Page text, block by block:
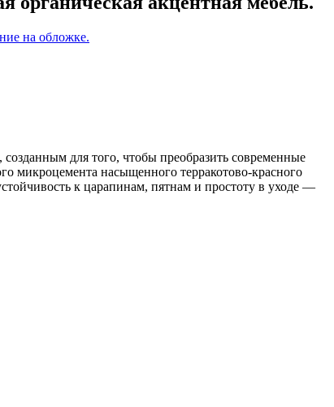
для того, чтобы преобразить современные
микроцемента насыщенного терракотово-красного
к царапинам, пятнам и простоту в уходе —